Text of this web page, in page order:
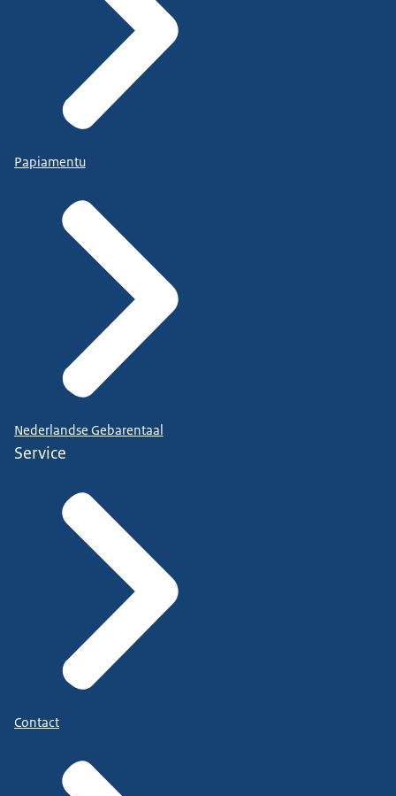
Papiamentu
Nederlandse Gebarentaal
Service
Contact